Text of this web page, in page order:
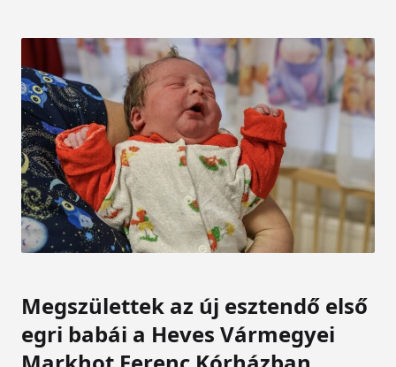
Megszülettek az új esztendő első
egri babái a Heves Vármegyei